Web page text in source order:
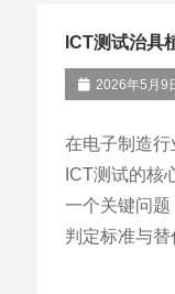
ICT测试治具
2026年5月9
在电子制造
ICT测试的核
一个关键问
判定标准与替